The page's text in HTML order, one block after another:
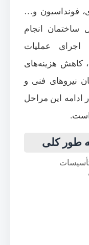
فونداسیون و…
ساختمان انجام
اجرای عملیات
کاهش هزینه‌های
نیروهای فنی و
ادامه این مراحل
طور کلی